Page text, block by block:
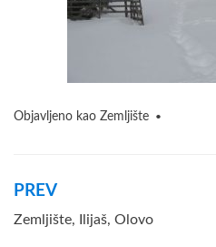
Objavljeno kao Zemljište
Navigacija
članaka
PREV
Zemljište, Ilijaš, Olovo